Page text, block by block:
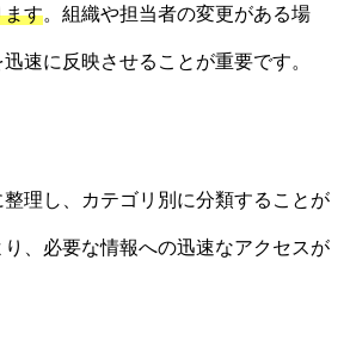
ます。組織や担当者の変更がある場
速に反映させることが重要です。
理し、カテゴリ別に分類することが
、必要な情報への迅速なアクセスが